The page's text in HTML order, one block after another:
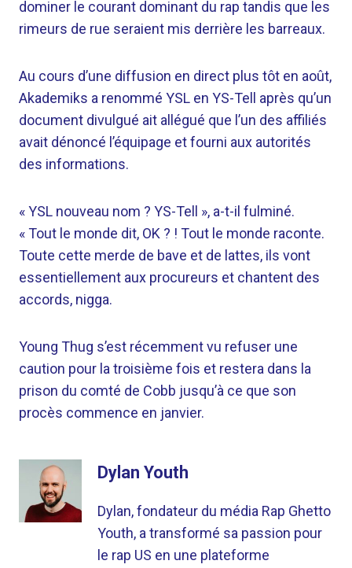
dominer le courant dominant du rap tandis que les
rimeurs de rue seraient mis derrière les barreaux.
Au cours d’une diffusion en direct plus tôt en août,
Akademiks a renommé YSL en YS-Tell après qu’un
document divulgué ait allégué que l’un des affiliés
avait dénoncé l’équipage et fourni aux autorités
des informations.
« YSL nouveau nom ? YS-Tell », a-t-il fulminé.
« Tout le monde dit, OK ? ! Tout le monde raconte.
Toute cette merde de bave et de lattes, ils vont
essentiellement aux procureurs et chantent des
accords, nigga.
Young Thug s’est récemment vu refuser une
caution pour la troisième fois et restera dans la
prison du comté de Cobb jusqu’à ce que son
procès commence en janvier.
Dylan Youth
Dylan, fondateur du média Rap Ghetto
Youth, a transformé sa passion pour
le rap US en une plateforme